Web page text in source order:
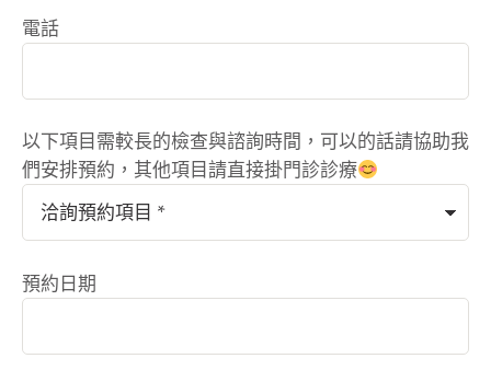
電話
以下項目需較長的檢查與諮詢時間，可以的話請協助我
們安排預約，其他項目請直接掛門診診療
預約日期